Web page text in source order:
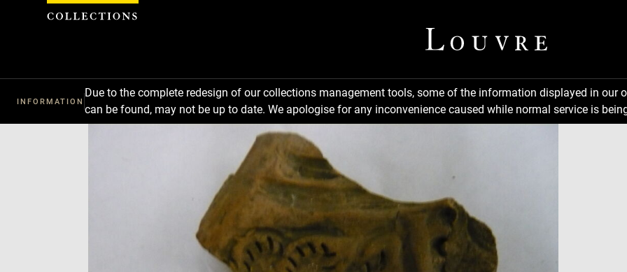
INFORMATION
Due to the complete redesign of our collections management tools, some of the information displayed in
can be found, may not be up to date. We apologise for any inconvenience caused while normal service is
Cookies management panel